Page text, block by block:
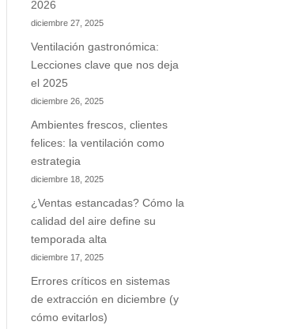
2026
diciembre 27, 2025
Ventilación gastronómica:
Lecciones clave que nos deja
el 2025
diciembre 26, 2025
Ambientes frescos, clientes
felices: la ventilación como
estrategia
diciembre 18, 2025
¿Ventas estancadas? Cómo la
calidad del aire define su
temporada alta
diciembre 17, 2025
Errores críticos en sistemas
de extracción en diciembre (y
cómo evitarlos)